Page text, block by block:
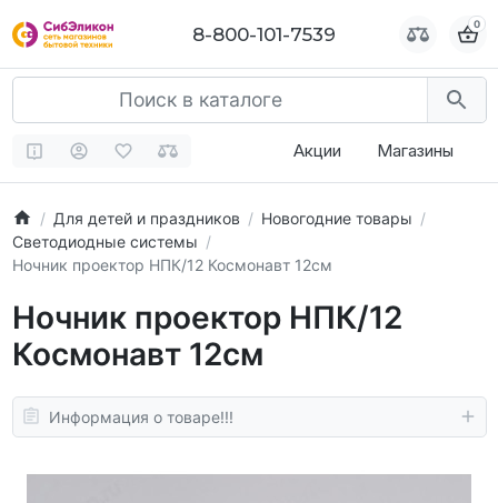
8-800-101-7539 0
Акции Магазины
Для детей и праздников
Новогодние товары
Светодиодные системы
Ночник проектор НПК/12 Космонавт 12см
Ночник проектор НПК/12
Космонавт 12см
Информация о товаре!!!
8-800-101-7539 0